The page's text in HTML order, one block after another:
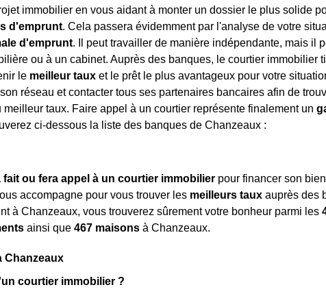
immobilier en vous aidant à monter un dossier le plus solide
d'emprunt. Cela passera évidemment par l'analyse de votre
d'emprunt. Il peut travailler de manière indépendante, mais il
ou à un cabinet. Auprès des banques, le courtier immobilier
le meilleur taux et le prêt le plus avantageux pour votre
réseau et contacter tous ses partenaires bancaires afin de
taux. Faire appel à un courtier représente finalement un
ci-dessous la liste des banques de Chanzeaux :
ou fera appel à un courtier immobilier pour financer son
accompagne pour vous trouver les meilleurs taux auprès des
à Chanzeaux, vous trouverez sûrement votre bonheur parmi les
ainsi que 467 maisons à Chanzeaux.
Chanzeaux
courtier immobilier ?